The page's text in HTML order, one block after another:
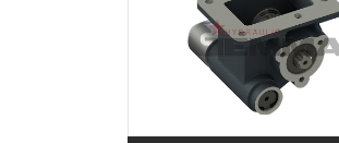
Ürünler